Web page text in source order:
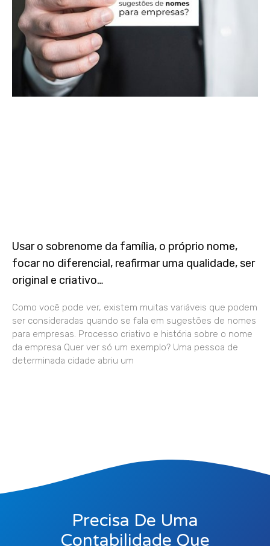
Usar o sobrenome da família, o próprio nome,
focar no diferencial, reafirmar uma qualidade, ser
original e criativo…
Como você pode ver, existem muitas variáveis que podem
ser consideradas quando se fala em sugestões de nomes
para empresas. Processo criativo e história sobre o nome
da empresa Quer ver só um exemplo? Uma pessoa de
determinada cidade abriu um
Precisa De Uma
Contabilidade Que